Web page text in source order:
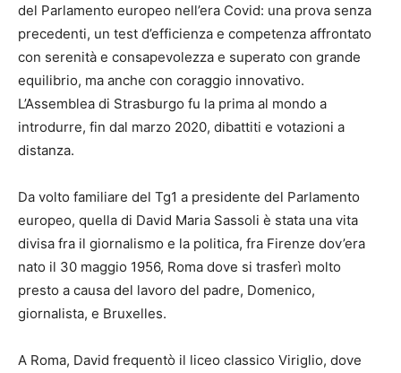
del Parlamento europeo nell’era Covid: una prova senza
precedenti, un test d’efficienza e competenza affrontato
con serenità e consapevolezza e superato con grande
equilibrio, ma anche con coraggio innovativo.
L’Assemblea di Strasburgo fu la prima al mondo a
introdurre, fin dal marzo 2020, dibattiti e votazioni a
distanza.
Da volto familiare del Tg1 a presidente del Parlamento
europeo, quella di David Maria Sassoli è stata una vita
divisa fra il giornalismo e la politica, fra Firenze dov’era
nato il 30 maggio 1956, Roma dove si trasferì molto
presto a causa del lavoro del padre, Domenico,
giornalista, e Bruxelles.
A Roma, David frequentò il liceo classico Viriglio, dove